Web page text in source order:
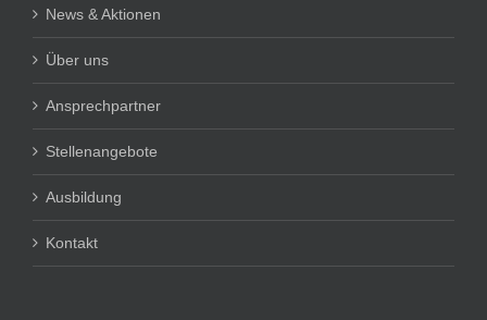
News & Aktionen
Über uns
Ansprechpartner
Stellenangebote
Ausbildung
Kontakt